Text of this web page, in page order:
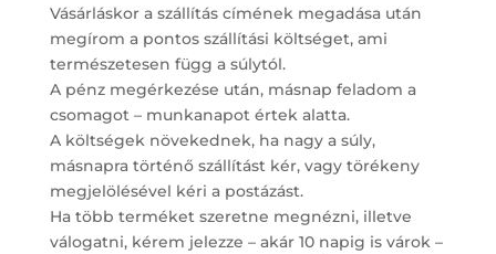
Vásárláskor a szállítás címének megadása után
megírom a pontos szállítási költséget, ami
természetesen függ a súlytól.
A pénz megérkezése után, másnap feladom a
csomagot – munkanapot értek alatta.
A költségek növekednek, ha nagy a súly,
másnapra történő szállítást kér, vagy törékeny
megjelölésével kéri a postázást.
Ha több terméket szeretne megnézni, illetve
válogatni, kérem jelezze – akár 10 napig is várok –